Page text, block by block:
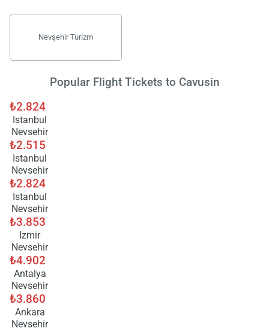
Nevşehir Turizm
Popular Flight Tickets to Cavusin
₺2.824
Istanbul
Nevsehir
₺2.515
Istanbul
Nevsehir
₺2.824
Istanbul
Nevsehir
₺3.853
Izmir
Nevsehir
₺4.902
Antalya
Nevsehir
₺3.860
Ankara
Nevsehir